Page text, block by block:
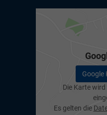
Google
Die Karte
Es gelten die